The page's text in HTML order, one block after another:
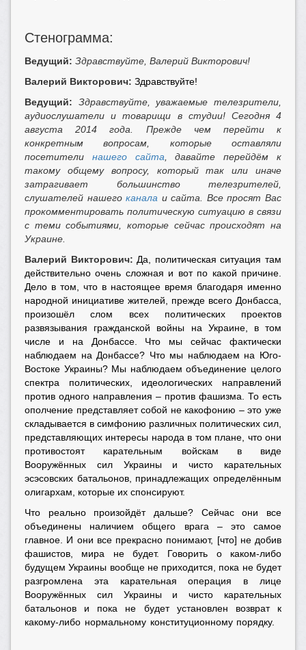
Стенограмма:
Ведущий: Здравствуйте, Валерий Викторович!
Валерий Викторович: Здравствуйте!
Ведущий: Здравствуйте, уважаемые телезрители,
аудиослушатели и товарищи в студии! Сегодня 4
августа 2014 года. Прежде чем перейти к
конкретным вопросам, которые оставляли
посетители нашего сайта , давайте перейдём к
такому общему вопросу, который так или иначе
затрагивает большинство телезрителей,
слушателей нашегоканала и сайта. Все просят Вас
прокомментировать политическую ситуацию в связи
с теми событиями, которые сейчас происходят на
Украине.
Валерий Викторович: Да, политическая ситуация там
действительно очень сложная и вот по какой причине.
Дело в том, что в настоящее время благодаря именно
народной инициативе жителей, прежде всего Донбасса,
произошёл слом всех политических проектов
развязывания гражданской войны на Украине, в том
числе и на Донбассе. Что мы сейчас фактически
наблюдаем на Донбассе? Что мы наблюдаем на Юго-
Востоке Украины? Мы наблюдаем объединение целого
спектра политических, идеологических направлений
против одного направления – против фашизма. То есть
ополчение представляет собой не какофонию – это уже
складывается в симфонию различных политических сил,
представляющих интересы народа в том плане, что они
противостоят карательным войскам в виде
Вооружённых сил Украины и чисто карательных
эсэсовских батальонов, принадлежащих определённым
олигархам, которые их спонсируют.
Что реально произойдёт дальше? Сейчас они все
объединены наличием общего врага – это самое
главное. И они все прекрасно понимают, [что] не добив
фашистов, мира не будет. Говорить о каком-либо
будущем Украины вообще не приходится, пока не будет
разгромлена эта карательная операция в лице
Вооружённых сил Украины и чисто карательных
батальонов и пока не будет установлен возврат к
какому-либо нормальному конституционному порядку.